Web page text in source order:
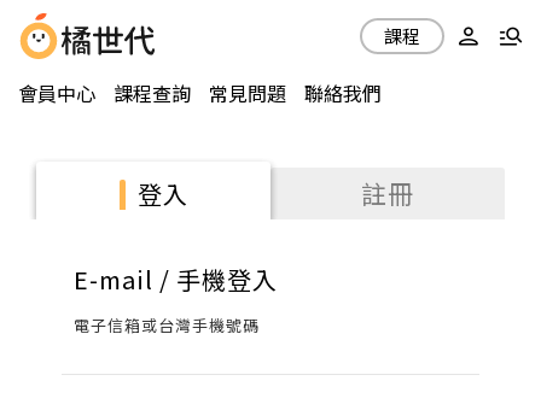
會員中心 課程查詢 常見問題 聯絡我們
課程
登入 註冊
E-mail / 手機登入
電子信箱或台灣手機號碼